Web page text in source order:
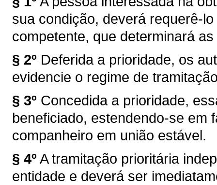
sua condição, deverá requerê-
competente, que determinará
§ 2º Deferida a prioridade, os
evidencie o regime de
§ 3º Concedida a prioridade,
beneficiado, estendendo-se em
companheiro em união estável.
§ 4º A tramitação prioritária
entidade e deverá ser